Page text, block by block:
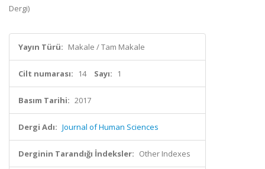
Dergi)
Yayın Türü: Makale / Tam Makale
Cilt numarası: 14 Sayı: 1
Basım Tarihi: 2017
Dergi Adı: Journal of Human Sciences
Derginin Tarandığı İndeksler: Other Indexes